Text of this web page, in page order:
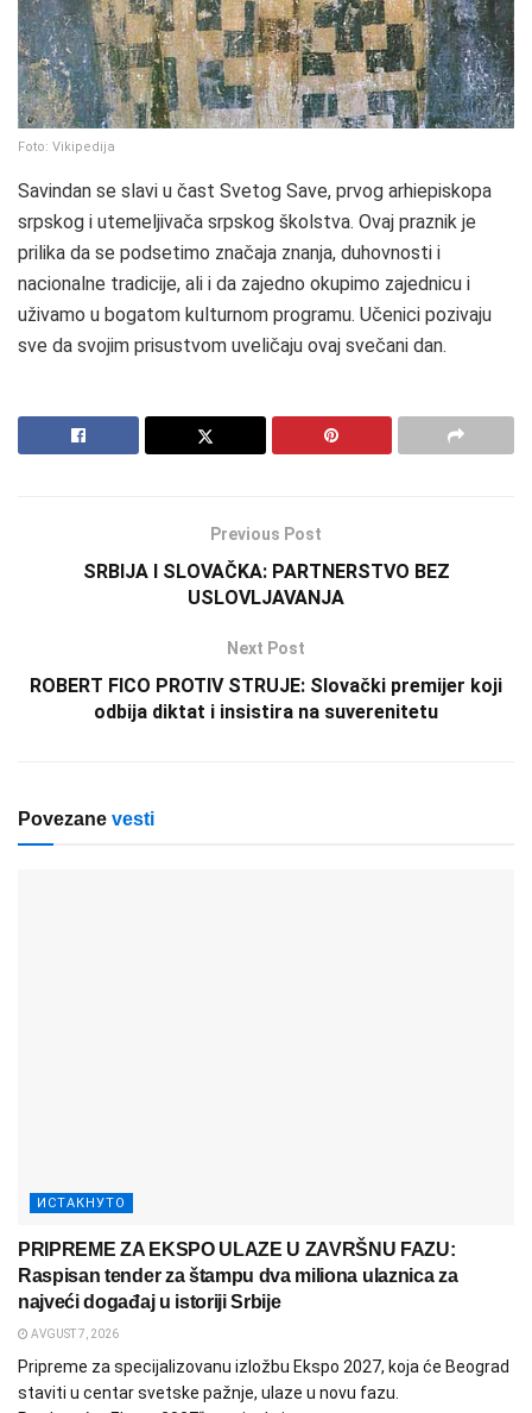
Foto: Vikipedija
Savindan se slavi u čast Svetog Save, prvog arhiepiskopa
srpskog i utemeljivača srpskog školstva. Ovaj praznik je
prilika da se podsetimo značaja znanja, duhovnosti i
nacionalne tradicije, ali i da zajedno okupimo zajednicu i
uživamo u bogatom kulturnom programu. Učenici pozivaju
sve da svojim prisustvom uveličaju ovaj svečani dan.
Previous Post
SRBIJA I SLOVAČKA: PARTNERSTVO BEZ
USLOVLJAVANJA
Next Post
ROBERT FICO PROTIV STRUJE: Slovački premijer koji
odbija diktat i insistira na suverenitetu
Povezane vesti
ИСТАКНУТО
PRIPREME ZA EKSPO ULAZE U ZAVRŠNU FAZU:
Raspisan tender za štampu dva miliona ulaznica za
najveći događaj u istoriji Srbije
AVGUST 7, 2026
Pripreme za specijalizovanu izložbu Ekspo 2027, koja će Beograd
staviti u centar svetske pažnje, ulaze u novu fazu.